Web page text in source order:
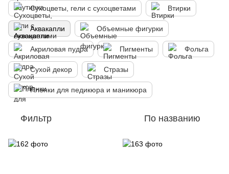
Сухоцветы, гели с сухоцветами Втирки
Аквакапли Объемные фигурки
Акриловая пудра Пигменты Фольга
Сухой декор Стразы
Пленки для педикюра и маникюра
Фильтр По названию